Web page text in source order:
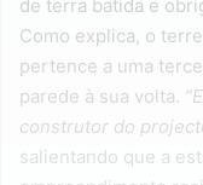
de terra batida e
Como explica, o
pertence a uma
parede à sua volta.
construtor do
salientando que a